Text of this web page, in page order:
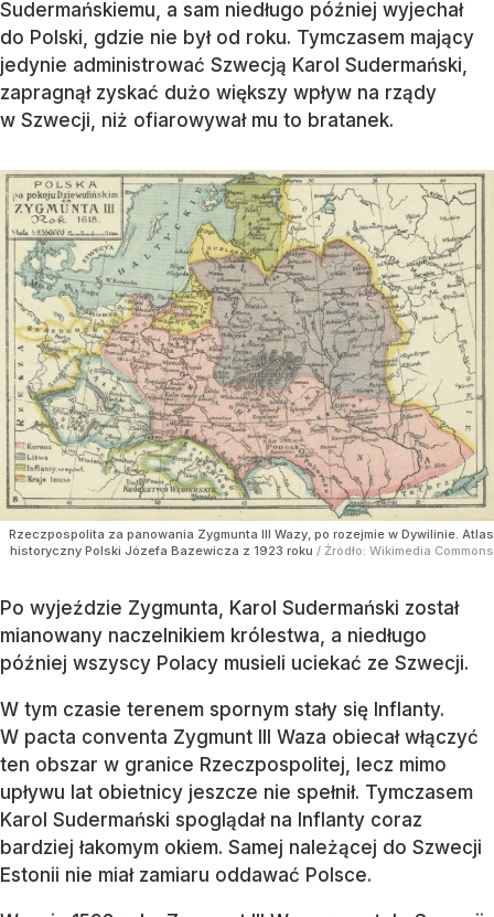
Sudermańskiemu, a sam niedługo później wyjechał
do Polski, gdzie nie był od roku. Tymczasem mający
jedynie administrować Szwecją Karol Sudermański,
zapragnął zyskać dużo większy wpływ na rządy
w Szwecji, niż ofiarowywał mu to bratanek.
Rzeczpospolita za panowania Zygmunta III Wazy, po rozejmie w Dywilinie. Atlas
historyczny Polski Józefa Bazewicza z 1923 roku / Źródło: Wikimedia Commons
Po wyjeździe Zygmunta, Karol Sudermański został
mianowany naczelnikiem królestwa, a niedługo
później wszyscy Polacy musieli uciekać ze Szwecji.
W tym czasie terenem spornym stały się Inflanty.
W pacta conventa Zygmunt III Waza obiecał włączyć
ten obszar w granice Rzeczpospolitej, lecz mimo
upływu lat obietnicy jeszcze nie spełnił. Tymczasem
Karol Sudermański spoglądał na Inflanty coraz
bardziej łakomym okiem. Samej należącej do Szwecji
Estonii nie miał zamiaru oddawać Polsce.